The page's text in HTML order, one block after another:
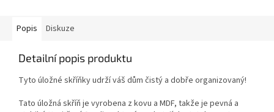
Popis Diskuze
Detailní popis produktu
Tyto úložné skříňky udrží váš dům čistý a dobře organizovaný!
Tato úložná skříň je vyrobena z kovu a MDF, takže je pevná a